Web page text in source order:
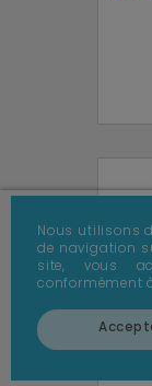
Nous utilisons
de navigation
site, vous
conformément